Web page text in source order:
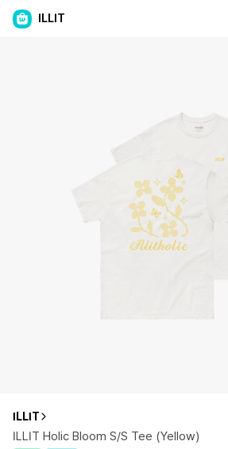
ILLIT
ILLIT
ILLIT Holic Bloom S/S Tee (Yellow)